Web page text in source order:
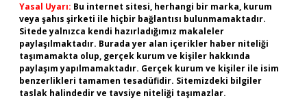
Yasal Uyarı: Bu internet sitesi, herhangi bir marka, kurum
veya şahıs şirketi ile hiçbir bağlantısı bulunmamaktadır.
Sitede yalnızca kendi hazırladığımız makaleler
paylaşılmaktadır. Burada yer alan içerikler haber niteliği
taşımamakta olup, gerçek kurum ve kişiler hakkında
paylaşım yapılmamaktadır. Gerçek kurum ve kişiler ile isim
benzerlikleri tamamen tesadüfidir. Sitemizdeki bilgiler
taslak halindedir ve tavsiye niteliği taşımazlar.